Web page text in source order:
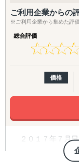
継続して支援でき
■ サポート対象国（
↳ ASEAN主要国：
ジア・インドネシ
↳ アジア（中華系
韓国
↳ アジア（中東ほ
ド・バングラデシ
※サポート内容に
があります。
ご利用企業からの
※ご利用企業から集めた評
総合評価
★★★
★★★
価格
２０１７年７月日
目指して、企業の
設立。アジア・欧